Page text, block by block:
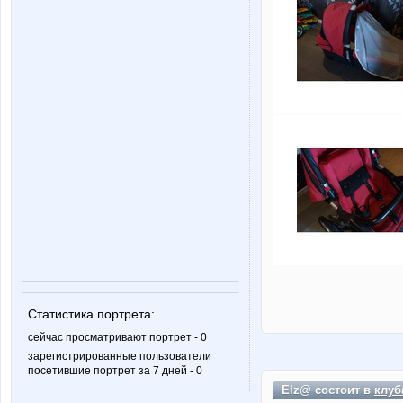
Статистика портрета:
сейчас просматривают портрет - 0
зарегистрированные пользователи
посетившие портрет за 7 дней - 0
Elz@ состоит в